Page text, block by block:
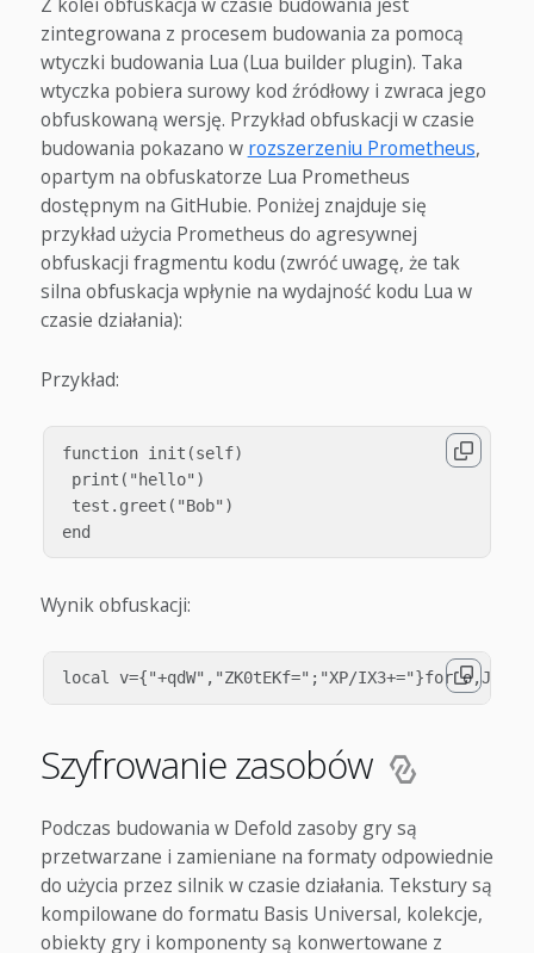
zintegrowana z procesem budowania za pomocą
wtyczki budowania Lua (Lua builder plugin). Taka
wtyczka pobiera surowy kod źródłowy i zwraca jego
obfuskowaną wersję. Przykład obfuskacji w czasie
budowania pokazano w rozszerzeniu Prometheus,
opartym na obfuskatorze Lua Prometheus
dostępnym na GitHubie. Poniżej znajduje się
przykład użycia Prometheus do agresywnej
obfuskacji fragmentu kodu (zwróć uwagę, że tak
silna obfuskacja wpłynie na wydajność kodu Lua w
czasie działania):
Przykład:
function init(self)
print("hello")
test.greet("Bob")
Wynik obfuskacji:
Szyfrowanie zasobów
Podczas budowania w Defold zasoby gry są
przetwarzane i zamieniane na formaty odpowiednie
do użycia przez silnik w czasie działania. Tekstury są
kompilowane do formatu Basis Universal, kolekcje,
obiekty gry i komponenty są konwertowane z